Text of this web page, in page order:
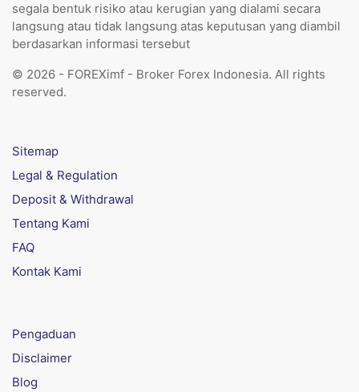
segala bentuk risiko atau kerugian yang dialami secara
langsung atau tidak langsung atas keputusan yang diambil
berdasarkan informasi tersebut
© 2026 - FOREXimf - Broker Forex Indonesia. All rights
reserved.
Sitemap
Legal & Regulation
Deposit & Withdrawal
Tentang Kami
FAQ
Kontak Kami
Pengaduan
Disclaimer
Blog